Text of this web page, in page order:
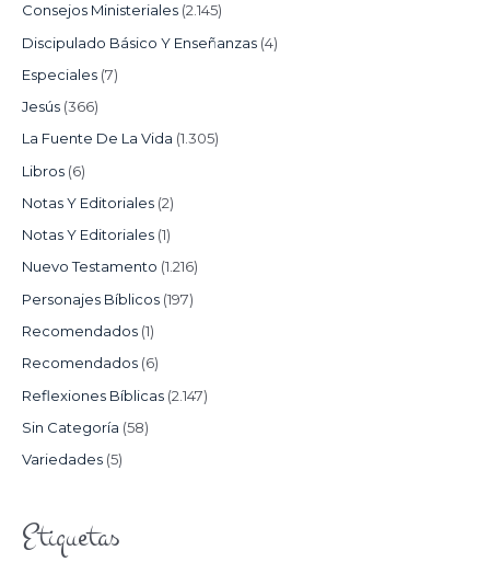
Consejos Ministeriales (2.145)
Discipulado Básico Y Enseñanzas (4)
Especiales (7)
Jesús (366)
La Fuente De La Vida (1.305)
Libros (6)
Notas Y Editoriales (2)
Notas Y Editoriales (1)
Nuevo Testamento (1.216)
Personajes Bíblicos (197)
Recomendados (1)
Recomendados (6)
Reflexiones Bíblicas (2.147)
Sin Categoría (58)
Variedades (5)
Etiquetas